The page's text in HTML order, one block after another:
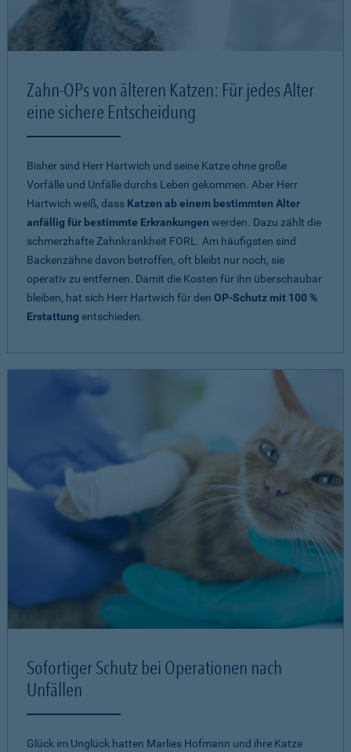
Zahn-OPs von älteren Katzen: Für jedes Alter
eine sichere Entscheidung
Bisher sind Herr Hartwich und seine Katze ohne große
Vorfälle und Unfälle durchs Leben gekommen. Aber Herr
Hartwich weiß, dass Katzen ab einem bestimmten Alter
anfällig für bestimmte Erkrankungen werden. Dazu zählt die
schmerzhafte Zahnkrankheit FORL. Am häufigsten sind
Backenzähne davon betroffen, oft bleibt nur noch, sie
operativ zu entfernen. Damit die Kosten für ihn überschaubar
bleiben, hat sich Herr Hartwich für den OP-Schutz mit 100 %
Erstattung entschieden.
Sofortiger Schutz bei Operationen nach
Unfällen
Glück im Unglück hatten Marlies Hofmann und ihre Katze